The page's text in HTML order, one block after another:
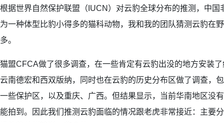
根据世界自然保护联盟（IUCN）对云豹全球分布的推测，中国
为一种体型比豹小得多的猫科动物，我和我的团队猜测云豹在
多。
猫盟CFCA做了很多调查，在一些肯定有云豹出没的地方安装
云南德宏和西双版纳，同时也在云豹的历史分布区做了调查，
一些保护区，以及重庆、广西。但结果显示，当前华南地区没
能拍到。因此我们推测云豹面临的情况跟老虎非常接近：主要